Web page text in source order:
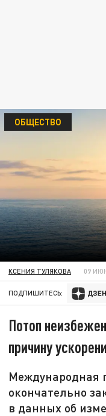
ОБЩЕСТВО
КСЕНИЯ ТУЛЯКОВА 09
ПОДПИШИТЕСЬ:
Потоп
причину
Международная
окончательно
в данных об